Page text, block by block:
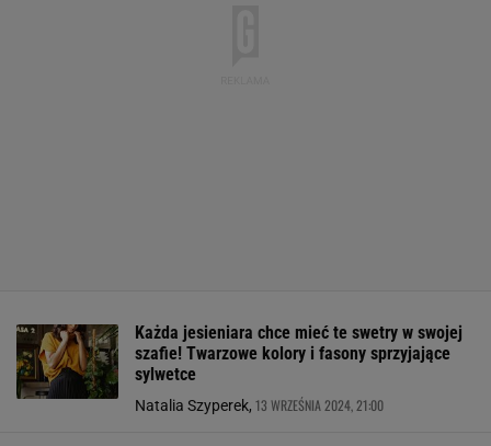
Każda jesieniara chce mieć te swetry w swojej
szafie! Twarzowe kolory i fasony sprzyjające
sylwetce
Natalia Szyperek, 13 WRZEŚNIA 2024, 21:00